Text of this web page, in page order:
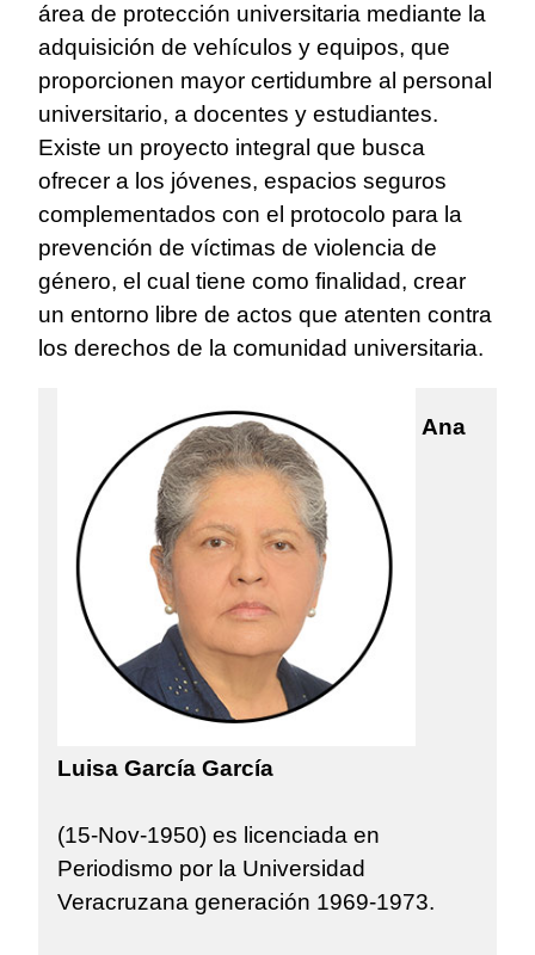
área de protección universitaria mediante la
adquisición de vehículos y equipos, que
proporcionen mayor certidumbre al personal
universitario, a docentes y estudiantes.
Existe un proyecto integral que busca
ofrecer a los jóvenes, espacios seguros
complementados con el protocolo para la
prevención de víctimas de violencia de
género, el cual tiene como finalidad, crear
un entorno libre de actos que atenten contra
los derechos de la comunidad universitaria.
Ana
Luisa García García
(15-Nov-1950) es licenciada en
Periodismo por la Universidad
Veracruzana generación 1969-1973.